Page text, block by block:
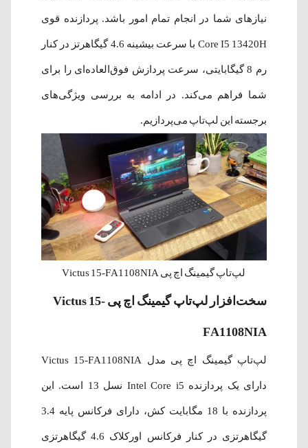
نیاز‌های شما در انجام تمام امور باشد. پردازنده قوی
Core I5 13420H با سرعت بیشینه 4.6 گیگاهرتز در کنار
رم 8 گیگابایتی، سرعت پردازش فوق‌العاده‌ای را برای
شما فراهم می‌کند. در ادامه به بررسی ویژگی‌های
برجسته این لپ‌تاپ می‌پردازیم.
لپ‌تاپ گیمینگ اچ پی Victus 15-FA1108NIA
سخت‌افزار لپ‌تاپ گیمینگ اچ پی Victus 15-
FA1108NIA
لپ‌تاپ گیمینگ اچ پی مدل Victus 15-FA1108NIA
دارای یک پردازنده Intel Core i5 نسل 13 است. این
پردازنده با 18 مگابایت کش، دارای فرکانس پایه 3.4
گیگاهرتزی در کنار فرکانس اورکلاک 4.6 گیگاهرتزی